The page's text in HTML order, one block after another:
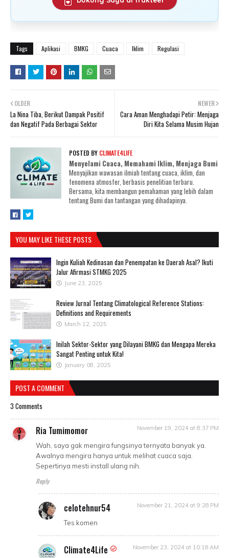
Tags Aplikasi BMKG Cuaca Iklim Regulasi
NEWER
Cara Aman Menghadapi Petir: Menjaga
Diri Kita Selama Musim Hujan
OLDER
La Nina Tiba, Berikut Dampak Positif
dan Negatif Pada Berbagai Sektor
POSTED BY CLIMATE4LIFE
Menyelami Cuaca, Memahami Iklim, Menjaga Bumi
Menyajikan wawasan ilmiah tentang cuaca, iklim, dan
fenomena atmosfer, berbasis penelitian terbaru.
Bersama, kita membangun pemahaman yang lebih dalam
tentang Bumi dan tantangan yang dihadapinya.
YOU MAY LIKE THESE POSTS
Ingin Kuliah Kedinasan dan Penempatan ke Daerah Asal? Ikuti
Jalur Afirmasi STMKG 2025
June 23, 2025
Review Jurnal Tentang Climatological Reference Stations:
Definitions and Requirements
March 12, 2025
Inilah Sektor-Sektor yang Dilayani BMKG dan Mengapa Mereka
Sangat Penting untuk Kita!
January 08, 2025
POST A COMMENT
3 Comments
Ria Tumimomor November 19, 2024 at 8:37 PM
Wah, saya gak mengira fungsinya ternyata banyak ya.
Awalnya mengira hanya untuk melihat cuaca saja.
Sepertinya mesti install ulang nih.
Reply
celotehnur54 November 21, 2024 at 9:28 PM
Tes komen
Climate4Life November 23, 2024 at 10:18 AM